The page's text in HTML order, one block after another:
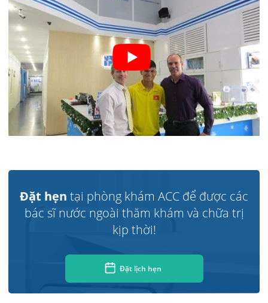
Đặt hẹn tại phòng khám ACC để được các
bác sĩ nước ngoài thăm khám và chữa trị
kịp thời!
Đặt lịch hẹn